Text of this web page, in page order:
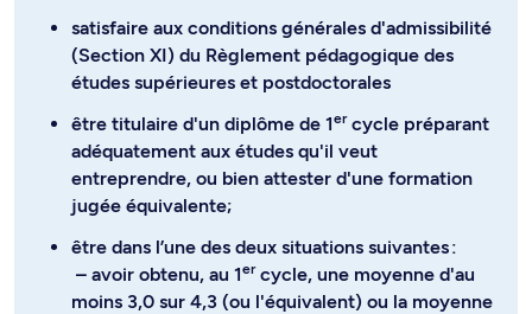
satisfaire aux conditions générales d'admissibilité
(Section XI) du Règlement pédagogique des
études supérieures et postdoctorales
être titulaire d'un diplôme de 1ercycle préparant
adéquatement aux études qu'il veut
entreprendre, ou bien attester d'une formation
jugée équivalente;
être dans l’une des deux situations suivantes :
– avoir obtenu, au 1ercycle, une moyenne d'au
moins 3,0 sur 4,3 (ou l'équivalent) ou la moyenne